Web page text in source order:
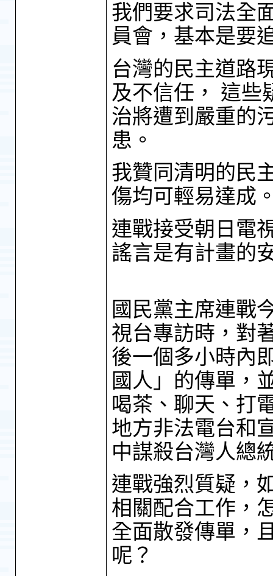
我們要求司法全
員會，基本是要
台灣的民主道路
及不信任， 這些
治將遭到嚴重的
患。
我贊同清明的民
傷均可輕易達成
連戰接受朝日電
謠言是有計畫的
國民黨主席連戰
視台專訪時，對
後一個多小時內
國人」的傳單，
喝茶、聊天、打
地方非法電台和
中謀殺台灣人總
連戰強烈質疑，
相關配合工作，
全面散發傳單，
呢？